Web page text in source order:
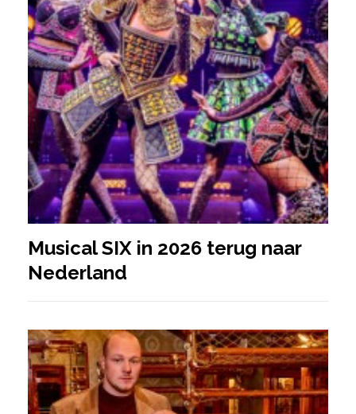
Musical SIX in 2026 terug naar
Nederland